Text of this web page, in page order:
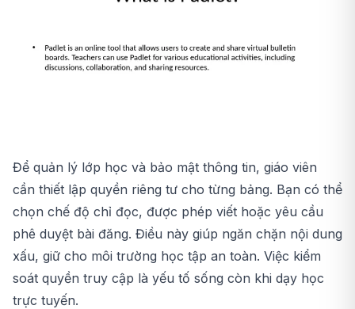
Để quản lý lớp học và bảo mật thông tin, giáo viên
cần thiết lập quyền riêng tư cho từng bảng. Bạn có thể
chọn chế độ chỉ đọc, được phép viết hoặc yêu cầu
phê duyệt bài đăng. Điều này giúp ngăn chặn nội dung
xấu, giữ cho môi trường học tập an toàn. Việc kiểm
soát quyền truy cập là yếu tố sống còn khi dạy học
trực tuyến.